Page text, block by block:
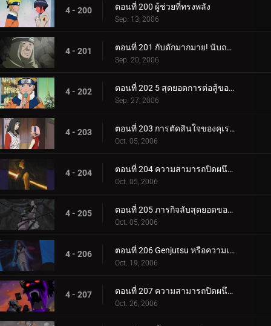
4 - 200 ตอนที่ 200 ผู้ช่วยที่ทรงพลัง
Sep. 13, 2006
4 - 201 ตอนที่ 201 กับดักมากมาย! นับถอยหลังสู่การทำลายล้าง
Sep. 20, 2006
4 - 202 ตอนที่ 202 5 สุดยอดการต่อสู้ของนินจา!
Sep. 27, 2006
4 - 203 ตอนที่ 203 การตัดสินใจของคุเรไน: หน่วยที่ 8 ที่ถูกทิ้งไว้เบื้องหลัง
Oct. 05, 2006
4 - 204 ตอนที่ 204 ความสามารถปิดผนึกของยาคุโมะ
Oct. 05, 2006
4 - 205 ตอนที่ 205 ภารกิจลับสุดยอดของคุเรไน: คำสัญญากับโฮคาเงะรุ่นที่ 3
Oct. 05, 2006
4 - 206 ตอนที่ 206 Genjutsu หรือความเป็นจริง?
Oct. 19, 2006
4 - 207 ตอนที่ 207 ความสามารถปิดผนึกที่ควรจะเป็น
Oct. 26, 2006